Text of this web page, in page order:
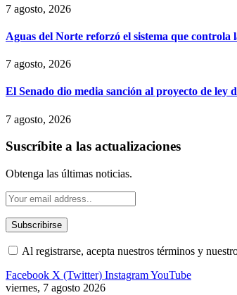
7 agosto, 2026
Aguas del Norte reforzó el sistema que controla
7 agosto, 2026
El Senado dio media sanción al proyecto de
7 agosto, 2026
Suscríbite a las actualizaciones
Obtenga las últimas noticias.
Al registrarse, acepta nuestros términos y
Facebook X (Twitter) InstagramYouTube
viernes, 7 agosto 2026